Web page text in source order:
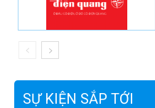
SỰ KIỆN SẮP TỚI